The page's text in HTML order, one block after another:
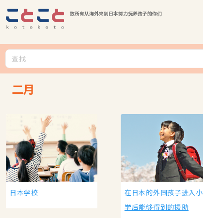
致所有从海外来到日本努力抚养孩子的你们
二月
日本学校
在日本的外国孩子进入小
学后能够得到的援助